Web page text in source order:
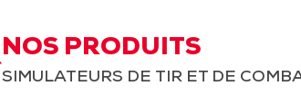
NOS PRODUITS
SIMULATEURS DE TIR ET DE